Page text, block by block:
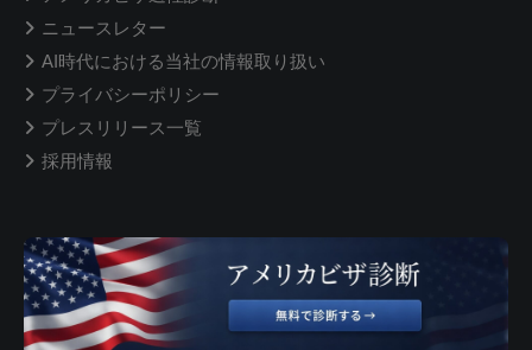
ニュースレター
AI時代における当社の情報取り扱い
プライバシーポリシー
プレスリリース一覧
採用情報